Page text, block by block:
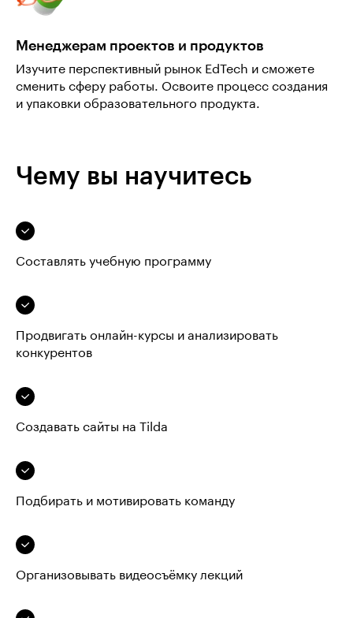
Менеджерам проектов и продуктов
Изучите перспективный рынок EdTech и сможете
сменить сферу работы. Освоите процесс создания
и упаковки образовательного продукта.
Чему вы научитесь
Составлять учебную программу
Продвигать онлайн-курсы и анализировать
конкурентов
Создавать сайты на Tilda
Подбирать и мотивировать команду
Организовывать видеосъёмку лекций